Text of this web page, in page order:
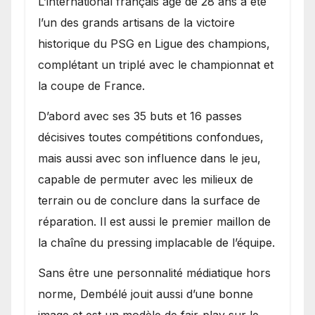
l’un des grands artisans de la victoire
historique du PSG en Ligue des champions,
complétant un triplé avec le championnat et
la coupe de France.
D’abord avec ses 35 buts et 16 passes
décisives toutes compétitions confondues,
mais aussi avec son influence dans le jeu,
capable de permuter avec les milieux de
terrain ou de conclure dans la surface de
réparation. Il est aussi le premier maillon de
la chaîne du pressing implacable de l’équipe.
Sans être une personnalité médiatique hors
norme, Dembélé jouit aussi d’une bonne